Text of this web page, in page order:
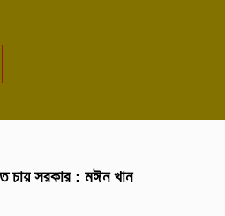
চায় সরকার : মঈন খান